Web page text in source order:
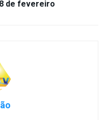
de fevereiro